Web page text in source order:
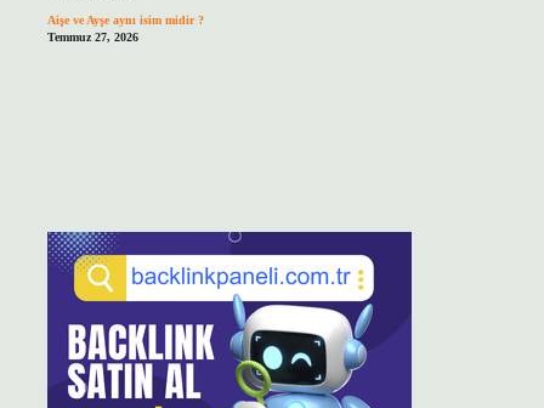
Aişe ve Ayşe aynı isim midir ?
Temmuz 27, 2026